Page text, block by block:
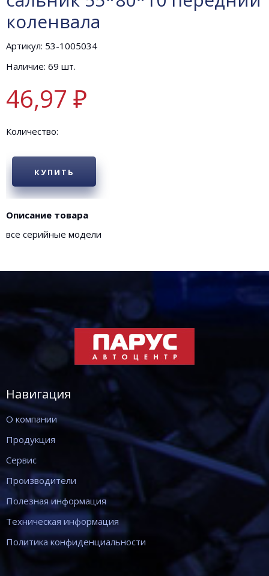
коленвала
Артикул: 53-1005034
Наличие: 69 шт.
46,97 ₽
Количество:
КУПИТЬ
Описание товара
все серийные модели
Навигация
О компании
Продукция
Сервис
Производители
Полезная информация
Техническая информация
Политика конфиденциальности